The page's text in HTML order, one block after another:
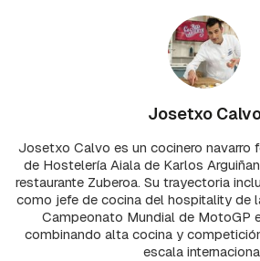
Josetxo
Josetxo Calvo es un cocinero navarro
de Hostelería Aiala de Karlos
restaurante Zuberoa. Su trayectoria
como jefe de cocina del hospitality de
Campeonato Mundial de MotoGP
combinando alta cocina y
escala